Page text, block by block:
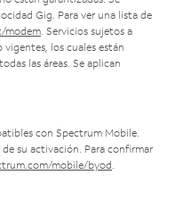
Gig. Para ver una lista de
modem . Servicios sujetos a
los cuales están
las áreas. Se aplican
con Spectrum Mobile.
su activación. Para confirmar
mobile/byod